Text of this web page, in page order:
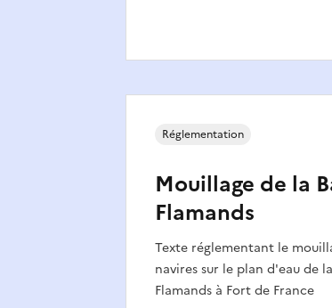
Mouillage de la
Flamands
Texte réglementant le
navires sur le plan d'eau de
Flamands à Fort de France
Réglementation